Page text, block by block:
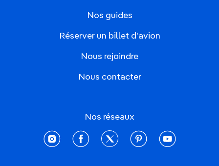
Nos guides
Réserver un billet d'avion
Nous rejoindre
Nous contacter
Nos réseaux
instagramfacebooktwitter pinterestyoutube